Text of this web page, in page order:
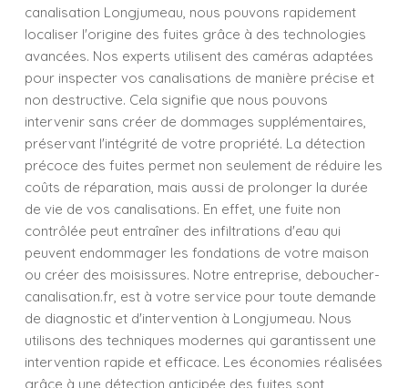
canalisation Longjumeau, nous pouvons rapidement
localiser l'origine des fuites grâce à des technologies
avancées. Nos experts utilisent des caméras adaptées
pour inspecter vos canalisations de manière précise et
non destructive. Cela signifie que nous pouvons
intervenir sans créer de dommages supplémentaires,
préservant l'intégrité de votre propriété. La détection
précoce des fuites permet non seulement de réduire les
coûts de réparation, mais aussi de prolonger la durée
de vie de vos canalisations. En effet, une fuite non
contrôlée peut entraîner des infiltrations d'eau qui
peuvent endommager les fondations de votre maison
ou créer des moisissures. Notre entreprise, deboucher-
canalisation.fr, est à votre service pour toute demande
de diagnostic et d'intervention à Longjumeau. Nous
utilisons des techniques modernes qui garantissent une
intervention rapide et efficace. Les économies réalisées
grâce à une détection anticipée des fuites sont